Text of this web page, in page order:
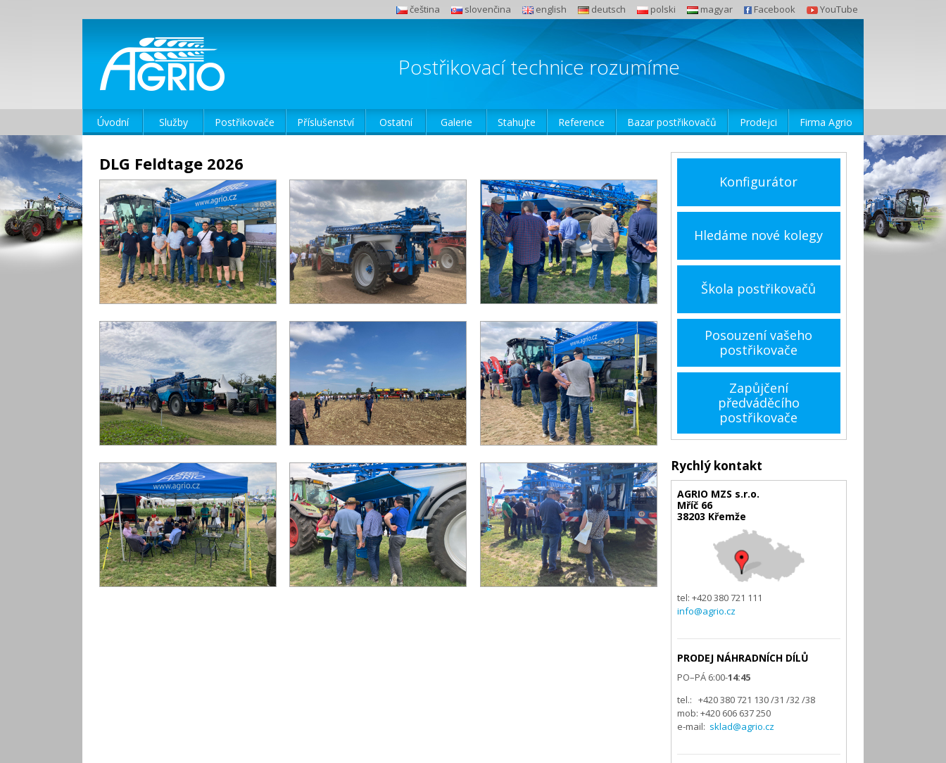
YouTube
Facebook
čeština slovenčina english deutsch polski magyar
Postřikovací technice rozumíme
Úvodní Služby Postřikovače Příslušenství Ostatní Galerie Stahujte Reference Bazar postřikovačů Prodejci Firma Agrio
DLG Feldtage 2026
Konfigurátor
Hledáme nové kolegy
Škola postřikovačů
Posouzení vašeho
postřikovače
Zapůjčení
předváděcího
postřikovače
Rychlý kontakt
AGRIO MZS s.r.o.
Mříč 66
38203 Křemže
tel: +420 380 721 111
info@agrio.cz
PRODEJ NÁHRADNÍCH DÍLŮ
PO–PÁ 6:00-14:45
tel.: +420 380 721 130 /31 /32 /38
mob: +420 606 637 250
e-mail: sklad@agrio.cz